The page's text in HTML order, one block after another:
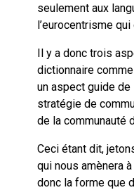
seulement aux
l’eurocentrisme
Il y a donc trois
dictionnaire
un aspect guide de
stratégie de
de la communauté
Ceci étant dit,
qui nous amènera
donc la forme que